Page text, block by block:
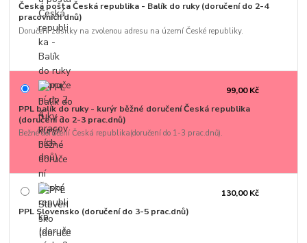
Česká pošta Česká republika - Balík do ruky (doručení do 2-4
pracovních dnů)
Doručení zásilky na zvolenou adresu na území České republiky.
PPL balík do ruky - kurýr běžné doručení Česká republika
(doručení do 2-3 prac.dnů)
Bežné doručení Česká republika(doručení do 1-3 prac.dnů).
99,00 Kč
PPL Slovensko (doručení do 3-5 prac.dnů)
130,00 Kč